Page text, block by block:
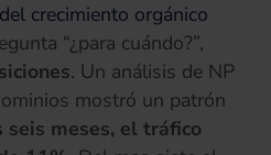
crecimiento orgánico
“¿para cuándo?”,
. Un análisis de NP
mostró un patrón
seis meses, el tráfico